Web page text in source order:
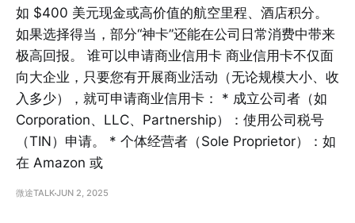
如 $400 美元现金或高价值的航空里程、酒店积分。
如果选择得当，部分“神卡”还能在公司日常消费中带来
极高回报。 谁可以申请商业信用卡 商业信用卡不仅面
向大企业，只要您有开展商业活动（无论规模大小、收
入多少），就可申请商业信用卡： * 成立公司者（如
Corporation、LLC、Partnership）：使用公司税号
（TIN）申请。 * 个体经营者（Sole Proprietor）：如
在 Amazon 或
微途TALKJUN 2, 2025